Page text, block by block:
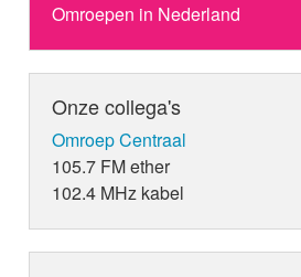
Omroepen in Nederland
Onze collega's
Omroep Centraal
105.7 FM ether
102.4 MHz kabel